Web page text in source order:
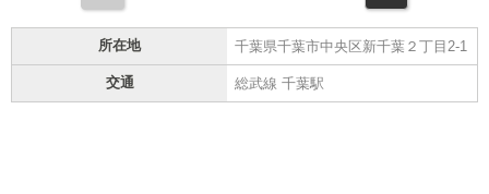
所在地 千葉県千葉市中央区新千葉２丁目2-1
交通 総武線 千葉駅